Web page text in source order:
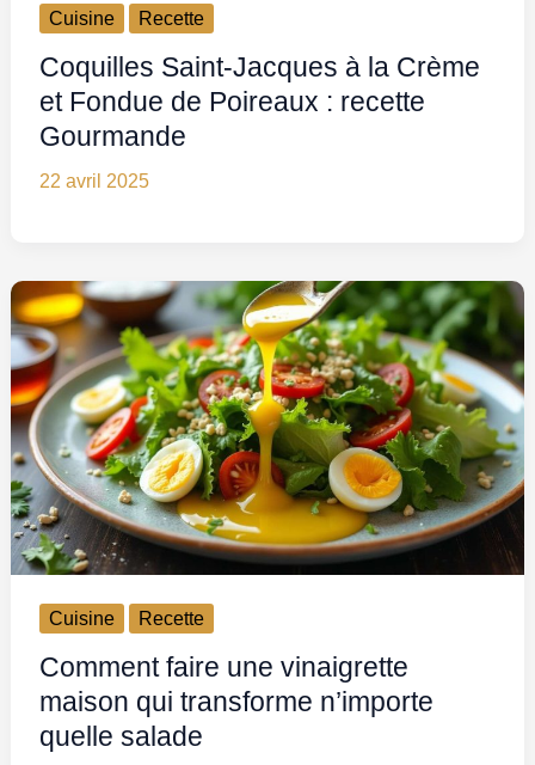
Cuisine Recette
Coquilles Saint-Jacques à la Crème
et Fondue de Poireaux : recette
Gourmande
22 avril 2025
Cuisine Recette
Comment faire une vinaigrette
maison qui transforme n’importe
quelle salade